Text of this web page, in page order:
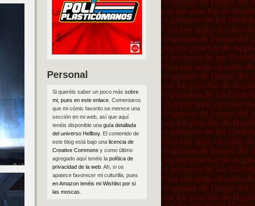
Personal
Si queréis saber un poco más sobre
mi, pues en este enlace. Comentaros
que mi cómic favorito se merece una
sección en mi web, así que aquí
tenéis disponible una guía detallada
del universo Hellboy. El contenido de
este blog está bajo una licencia de
Creative Commons y como último
agregado aquí tenéis la política de
privacidad de la web. Ah, si os
apatece favorecer mi culturilla, pues
en Amazon tenéis mi Wishlist por si
las moscas